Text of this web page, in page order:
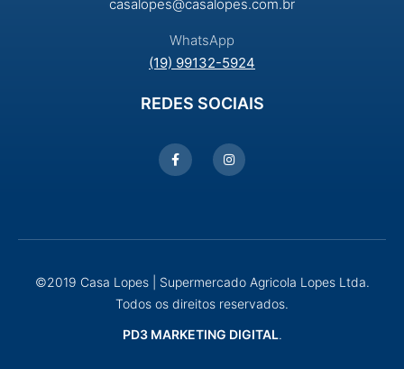
casalopes@casalopes.com.br
WhatsApp
(19) 99132-5924
REDES SOCIAIS
©2019 Casa Lopes | Supermercado Agricola Lopes Ltda.
Todos os direitos reservados.
PD3 MARKETING DIGITAL.